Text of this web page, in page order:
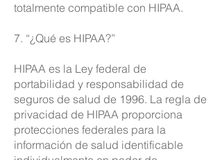
totalmente compatible con HIPAA.
7. “¿Qué es HIPAA?”
HIPAA es la Ley federal de
portabilidad y responsabilidad de
seguros de salud de 1996. La regla de
privacidad de HIPAA proporciona
protecciones federales para la
información de salud identificable